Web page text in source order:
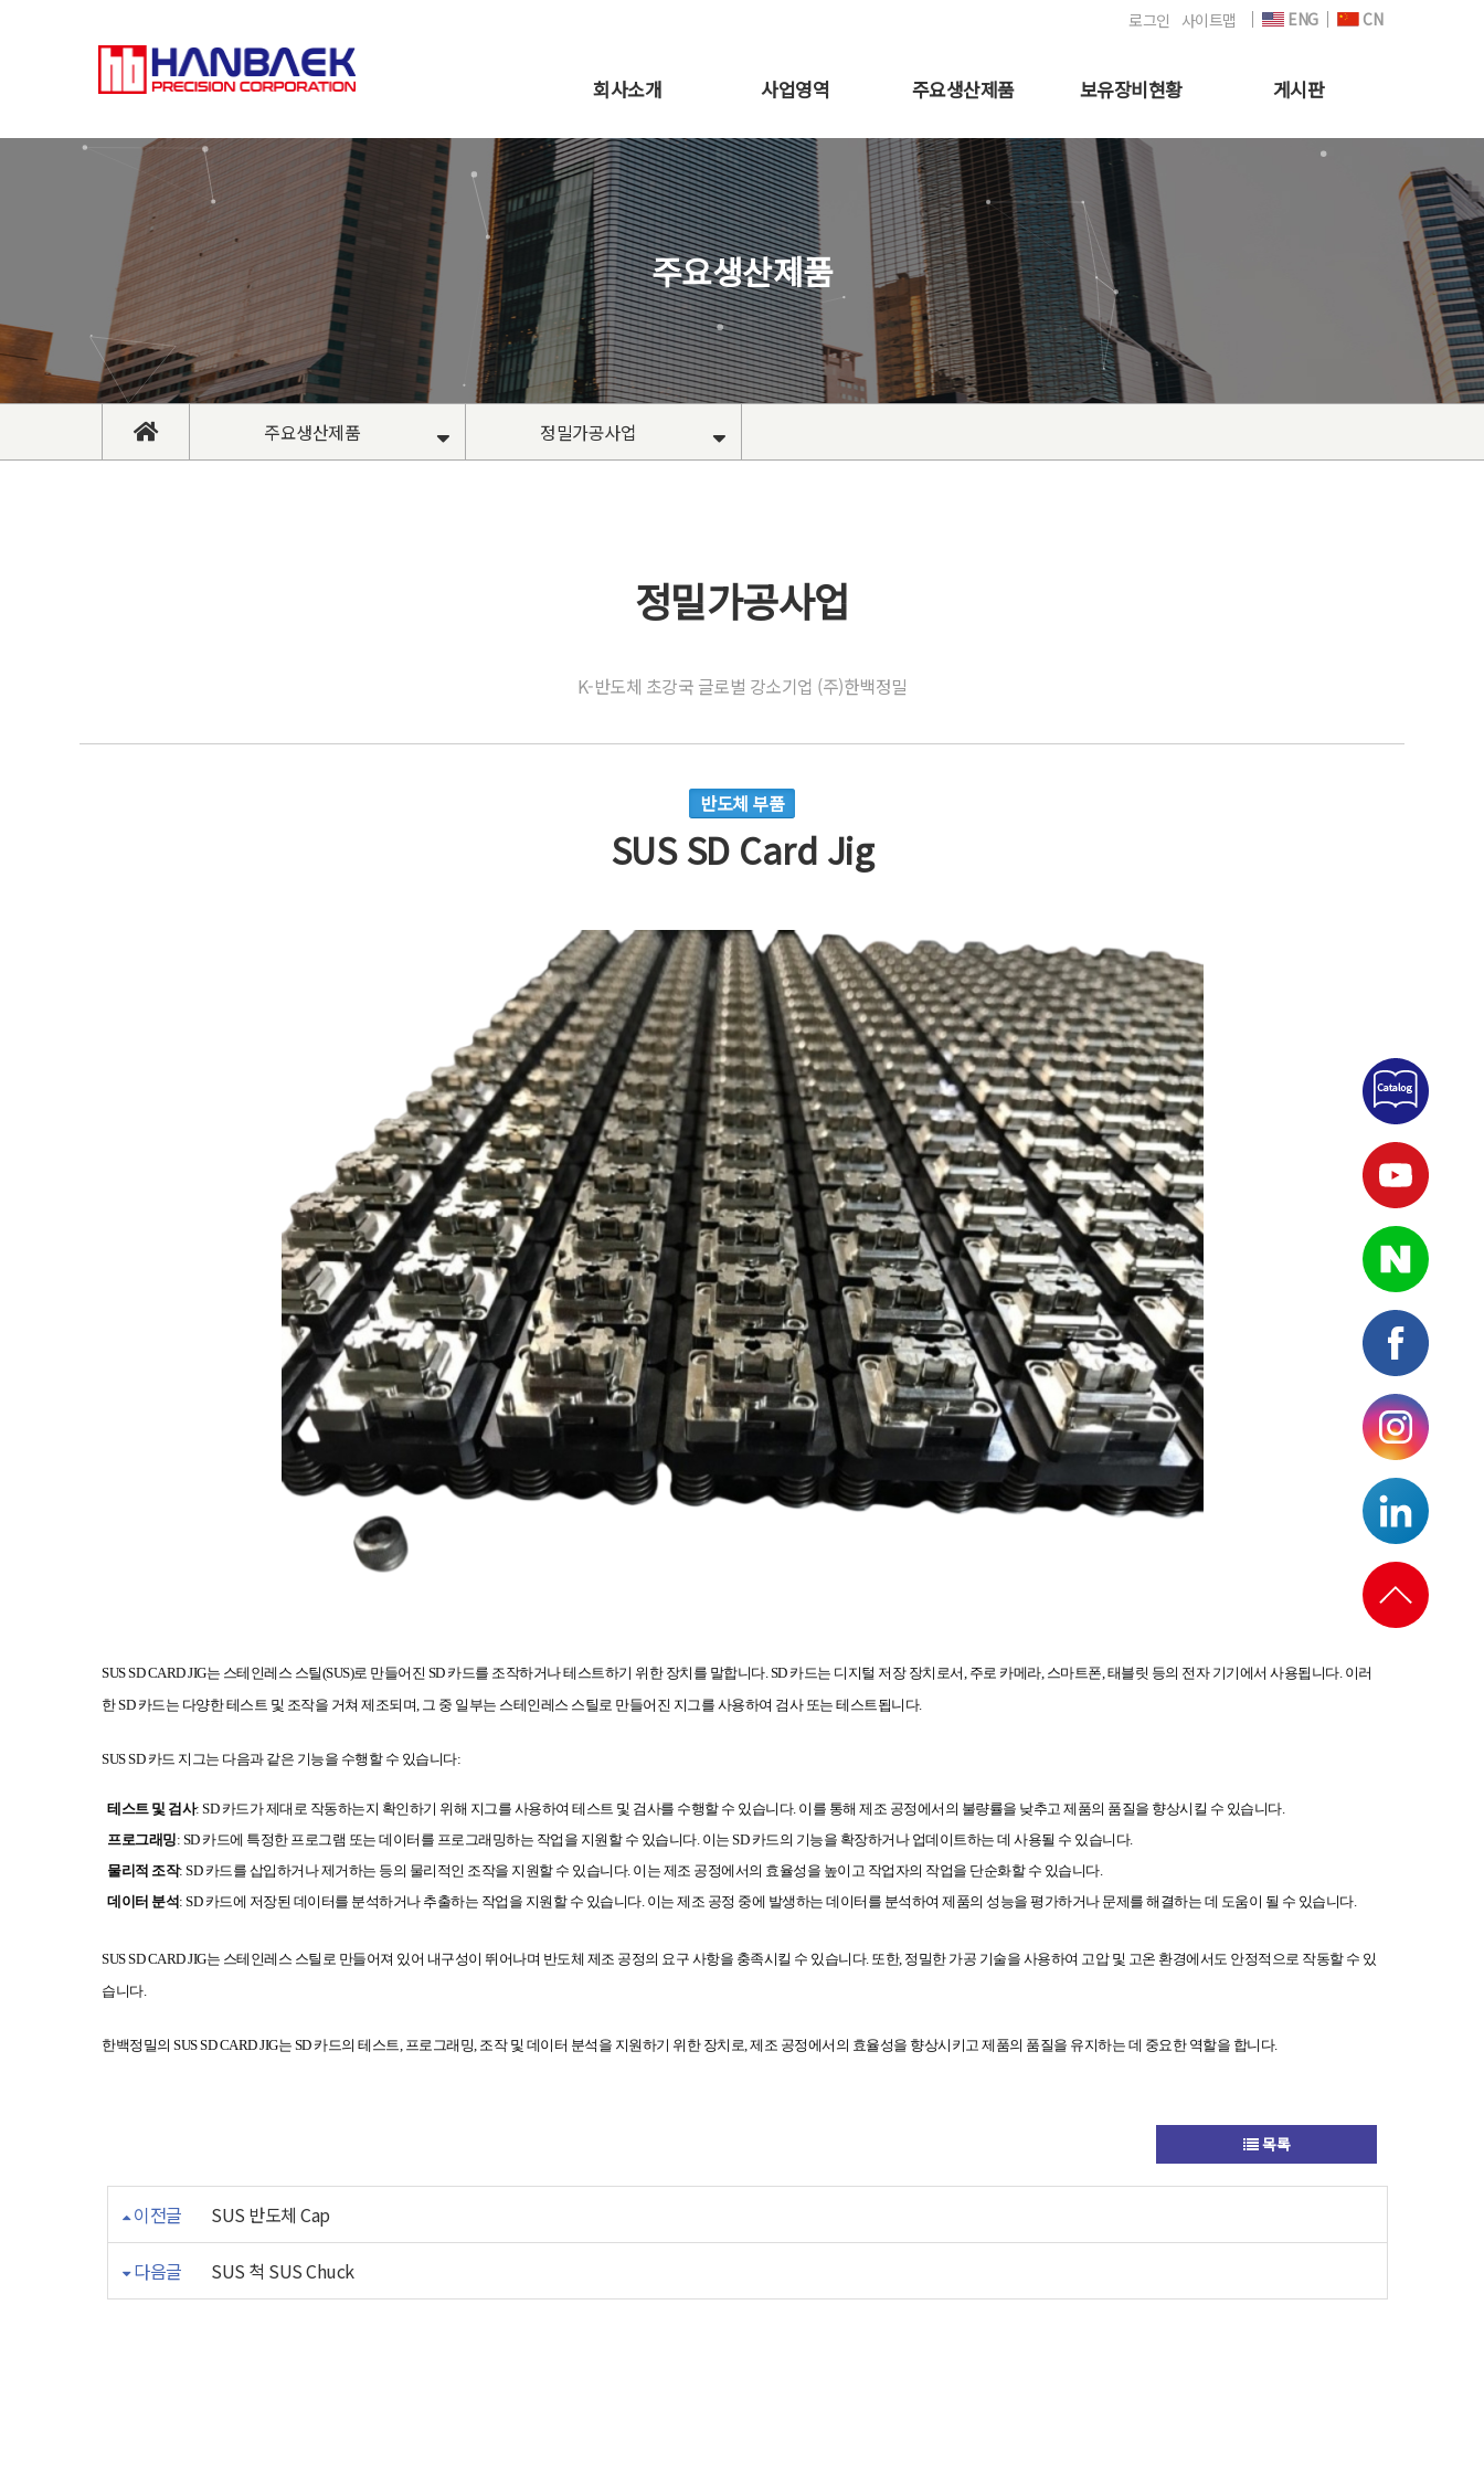
로그인 사이트맵 ENG CN
회사소개 사업영역 주요생산제품 보유장비현황 게시판
주요생산제품
주요생산제품 정밀가공사업
정밀가공사업
K-반도체 초강국 글로벌 강소기업 (주)한백정밀
반도체 부품
SUS SD Card Jig
SUSSD CARD JIG는 스테인레스 스틸(SUS)로 만들어진 SD 카드를 조작하거나 테스트하기 위한 장치를 말합니다. SD 카드는 디지털 저장 장치로서, 주로 카메라, 스마트폰, 태블릿 등의 전자 기기에서 사용됩니다. 이러
한 SD 카드는 다양한 테스트 및 조작을 거쳐 제조되며, 그 중 일부는 스테인레스 스틸로 만들어진 지그를 사용하여 검사 또는 테스트됩니다.
SUS SD 카드 지그는 다음과 같은 기능을 수행할 수 있습니다:
테스트 및 검사: SD 카드가 제대로 작동하는지 확인하기 위해 지그를 사용하여 테스트 및 검사를 수행할 수 있습니다. 이를 통해 제조 공정에서의 불량률을 낮추고 제품의 품질을 향상시킬 수 있습니다.
프로그래밍: SD 카드에 특정한 프로그램 또는 데이터를 프로그래밍하는 작업을 지원할 수 있습니다. 이는 SD 카드의 기능을 확장하거나 업데이트하는 데 사용될 수 있습니다.
물리적 조작: SD 카드를 삽입하거나 제거하는 등의 물리적인 조작을 지원할 수 있습니다. 이는 제조 공정에서의 효율성을 높이고 작업자의 작업을 단순화할 수 있습니다.
데이터 분석 : SD 카드에 저장된 데이터를 분석하거나 추출하는 작업을 지원할 수 있습니다. 이는 제조 공정 중에 발생하는 데이터를 분석하여 제품의 성능을 평가하거나 문제를 해결하는 데 도움이 될 수 있습니다.
SUSSD CARD JIG는 스테인레스 스틸로 만들어져 있어 내구성이 뛰어나며 반도체 제조 공정의 요구 사항을 충족시킬 수 있습니다. 또한, 정밀한 가공 기술을 사용하여 고압 및 고온 환경에서도 안정적으로 작동할 수 있
습니다.
한백정밀의 SUSSD CARD JIG는 SD 카드의 테스트, 프로그래밍, 조작 및 데이터 분석을 지원하기 위한 장치로, 제조 공정에서의 효율성을 향상시키고 제품의 품질을 유지하는 데 중요한 역할을 합니다.
목록
이전글 SUS 반도체 Cap
다음글 SUS 척 SUS Chuck